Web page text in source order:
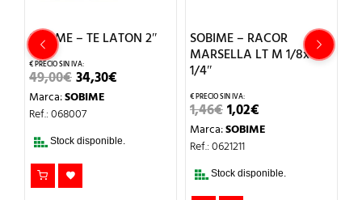
SOBIME – TE LATON 2″
49,00€EL
PRECIO
ORIGINAL
ERA:
34,30€
Marca:SOBIME
Ref.: 068007
Stock disponible.
SOBIME – RACOR
MARSELLA LT M 1/8x H
1/4″
1,46€EL
PRECIO
ORIGINAL
ERA:
1,02€PRECIO
ACTUAL
Marca:SOBIME
Ref.: 0621211
Stock disponible.